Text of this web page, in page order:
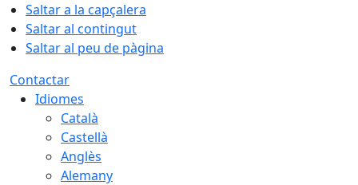
Saltar a la capçalera
Saltar al contingut
Saltar al peu de pàgina
Contactar
Idiomes
Català
Castellà
Anglès
Alemany